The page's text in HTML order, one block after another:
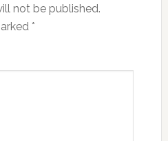
not be published.
*